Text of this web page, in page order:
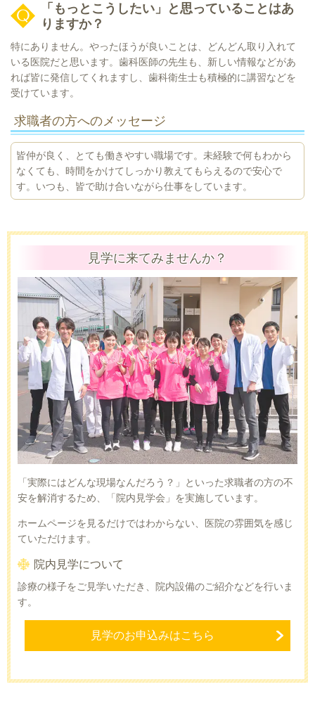
「もっとこうしたい」と思っていることはあ
りますか？
特にありません。やったほうが良いことは、どんどん取り入れて
いる医院だと思います。歯科医師の先生も、新しい情報などがあ
れば皆に発信してくれますし、歯科衛生士も積極的に講習などを
受けています。
求職者の方へのメッセージ
皆仲が良く、とても働きやすい職場です。未経験で何もわから
なくても、時間をかけてしっかり教えてもらえるので安心で
す。いつも、皆で助け合いながら仕事をしています。
見学に来てみませんか？
「実際にはどんな現場なんだろう？」といった求職者の方の不
安を解消するため、「院内見学会」を実施しています。
ホームページを見るだけではわからない、医院の雰囲気を感じ
ていただけます。
院内見学について
診療の様子をご見学いただき、院内設備のご紹介などを行いま
す。
見学のお申込みはこちら